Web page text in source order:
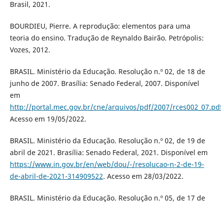
Brasil, 2021.
BOURDIEU, Pierre. A reprodução: elementos para uma
teoria do ensino. Tradução de Reynaldo Bairão. Petrópolis:
Vozes, 2012.
BRASIL. Ministério da Educação. Resolução n.º 02, de 18 de
junho de 2007. Brasília: Senado Federal, 2007. Disponível
em
http://portal.mec.gov.br/cne/arquivos/pdf/2007/
Acesso em 19/05/2022.
BRASIL. Ministério da Educação. Resolução n.º 02, de 19 de
abril de 2021. Brasília: Senado Federal, 2021. Disponível em
https://www.in.gov.br/en/web/dou/-/resolucao-n-2-de-19-
de-abril-de-2021-314909522. Acesso em 28/03/2022.
BRASIL. Ministério da Educação. Resolução n.º 05, de 17 de